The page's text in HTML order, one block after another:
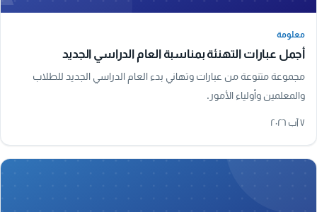
معلومة
أجمل عبارات التهنئة بمناسبة العام الدراسي الجديد
مجموعة متنوعة من عبارات وتهاني بدء العام الدراسي الجديد للطلاب
والمعلمين وأولياء الأمور.
٧ آب ٢٠٢٦